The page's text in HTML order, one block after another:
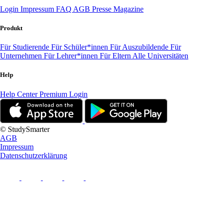
Login Impressum FAQ AGB Presse Magazine
Produkt
Für Studierende Für Schüler*innen Für Auszubildende Für
Unternehmen Für Lehrer*innen Für Eltern Alle Universitäten
Help
Help CenterPremium Login
© StudySmarter
AGB
Impressum
Datenschutzerklärung